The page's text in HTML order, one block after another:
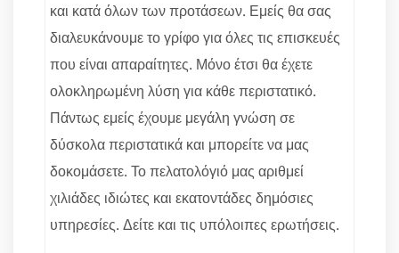
και κατά όλων των προτάσεων. Εμείς θα σας
διαλευκάνουμε το γρίφο για όλες τις επισκευές
που είναι απαραίτητες. Μόνο έτσι θα έχετε
ολοκληρωμένη λύση για κάθε περιστατικό.
Πάντως εμείς έχουμε μεγάλη γνώση σε
δύσκολα περιστατικά και μπορείτε να μας
δοκομάσετε. Το πελατολόγιό μας αριθμεί
χιλιάδες ιδιώτες και εκατοντάδες δημόσιες
υπηρεσίες. Δείτε και τις υπόλοιπες ερωτήσεις.